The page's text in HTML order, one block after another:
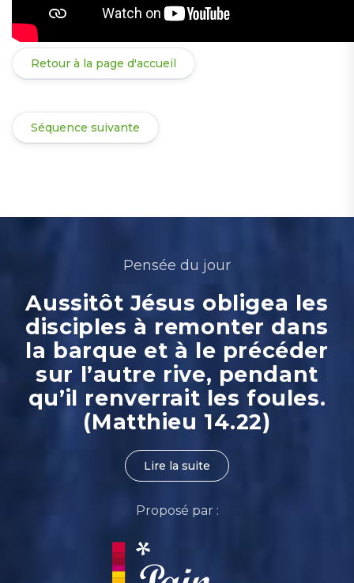
Retour à la page d'accueil
Séquence suivante
Pensée du jour
Aussitôt Jésus obligea les
disciples à remonter dans
la barque et à le précéder
sur l’autre rive, pendant
qu’il renverrait les foules.
(Matthieu 14.22)
Lire la suite
Proposé par :